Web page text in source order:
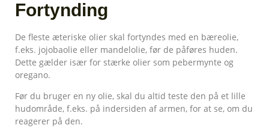
Fortynding
De fleste æteriske olier skal fortyndes med en bæreolie,
f.eks. jojobaolie eller mandelolie, før de påføres huden.
Dette gælder især for stærke olier som pebermynte og
oregano.
Før du bruger en ny olie, skal du altid teste den på et lille
hudområde, f.eks. på indersiden af armen, for at se, om du
reagerer på den.